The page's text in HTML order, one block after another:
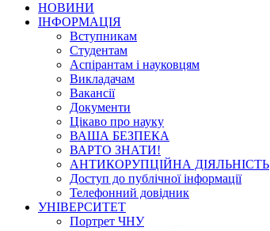
НОВИНИ
ІНФОРМАЦІЯ
Вступникам
Студентам
Аспірантам і науковцям
Викладачам
Вакансії
Документи
Цікаво про науку
ВАША БЕЗПЕКА
ВАРТО ЗНАТИ!
АНТИКОРУПЦІЙНА ДІЯЛЬНІСТЬ
Доступ до публічної інформації
Телефонний довідник
УНІВЕРСИТЕТ
Портрет ЧНУ